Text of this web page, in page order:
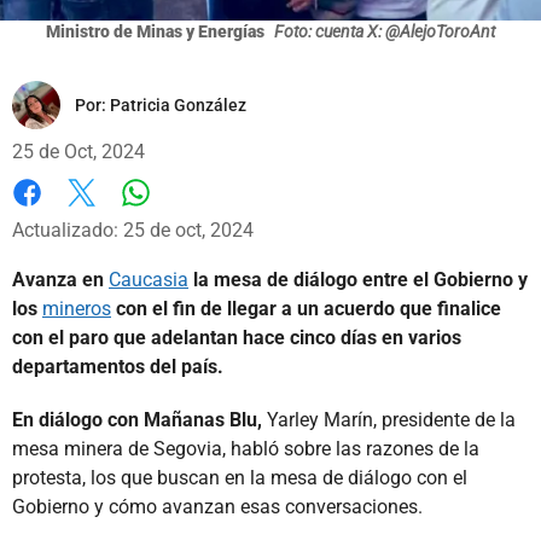
Ministro de Minas y Energías Foto: cuenta X: @AlejoToroAnt
Por: Patricia González
25 de Oct, 2024
Facebook
X
Actualizado: 25 de oct, 2024
Avanza en Caucasia la mesa de diálogo entre el Gobierno y
los mineros con el fin de llegar a un acuerdo que finalice
con el paro que adelantan hace cinco días en varios
departamentos del país.
En diálogo con Mañanas Blu, Yarley Marín, presidente de la
mesa minera de Segovia, habló sobre las razones de la
protesta, los que buscan en la mesa de diálogo con el
Gobierno y cómo avanzan esas conversaciones.